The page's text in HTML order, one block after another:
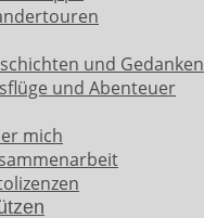
und Gedanken
und Abenteuer
mich